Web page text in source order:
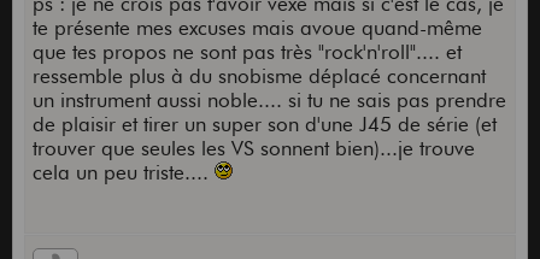
autre avis rigolo et pitoyable.
ps : tu m'as vexé si tu n'avais pas compris!
te présente mes excuses mais avoue quand-même
que tes propos ne sont pas très "rock'n'roll".... et
ressemble plus à du snobisme déplacé concernant
un instrument aussi noble.... si tu ne sais pas prendre
de plaisir et tirer un super son d'une J45 de série (et
trouver que seules les VS sonnent bien)...je trouve
cela un peu triste....